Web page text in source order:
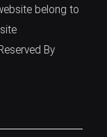
belong to
By